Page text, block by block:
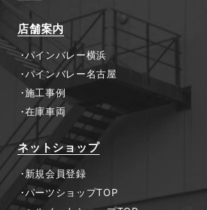
店舗案内
パインバレー横浜
パインバレー名古屋
施工事例
在庫車両
ネットショップ
新規会員登録
パーツショップTOP